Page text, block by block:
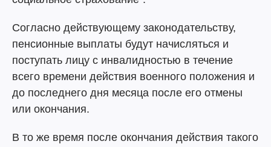
Согласно действующему законодательству,
пенсионные выплаты будут начисляться и
поступать лицу с инвалидностью в течение
всего времени действия военного положения и
до последнего дня месяца после его отмены
или окончания.
В то же время после окончания действия такого